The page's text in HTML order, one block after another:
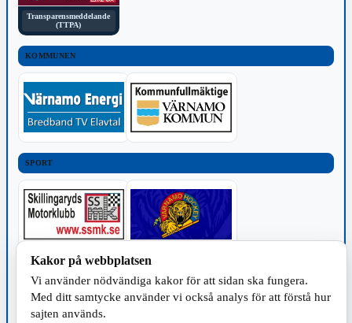
Transparensmeddelande
(TTPA)
KOMMUNEN
SPORT
TILLVERKNING
Kakor på webbplatsen
Vi använder nödvändiga kakor för att sidan ska fungera.
Med ditt samtycke använder vi också analys för att förstå hur
sajten används.